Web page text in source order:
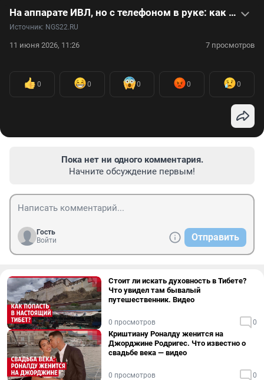
На аппарате ИВЛ, но с телефоном в руке: как живет и работает 21-летняя блогер со СМА
Источник: NGS22.RU
11 июня 2026, 11:26 7 просмотров
0 0 0 0 0
Пока нет ни одного комментария.
Начните обсуждение первым!
Гость
Войти
Отправить
Стоит ли искать духовность в Тибете?
Что увидел там бывалый
путешественник. Видео
0 просмотров 0
Криштиану Роналду женится на
Джорджине Родригес. Что известно о
свадьбе века — видео
0 просмотров 0